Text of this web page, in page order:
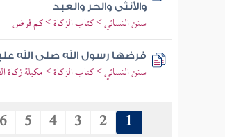
والأنثى والحر والعبد
سنن النسائي > كتاب الزكاة > كم فرض
فرضها رسول الله صلى الله
سنن النسائي > كتاب الزكاة > مكيلة زكاة
1
2
3
4
5
6